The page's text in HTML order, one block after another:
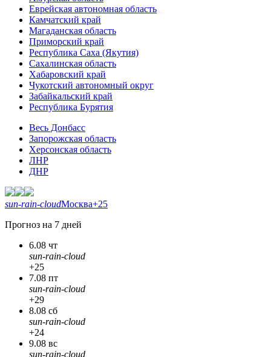
Еврейская автономная область
Камчатский край
Магаданская область
Приморский край
Республика Саха (Якутия)
Сахалинская область
Хабаровский край
Чукотский автономный округ
Забайкальский край
Республика Бурятия
Весь Донбасс
Запорожская область
Херсонская область
ЛНР
ДНР
sun-rain-cloudМосква+25
Прогноз на 7 дней
6.08 чт
sun-rain-cloud
+25
7.08 пт
sun-rain-cloud
+29
8.08 сб
sun-rain-cloud
+24
9.08 вс
sun-rain-cloud